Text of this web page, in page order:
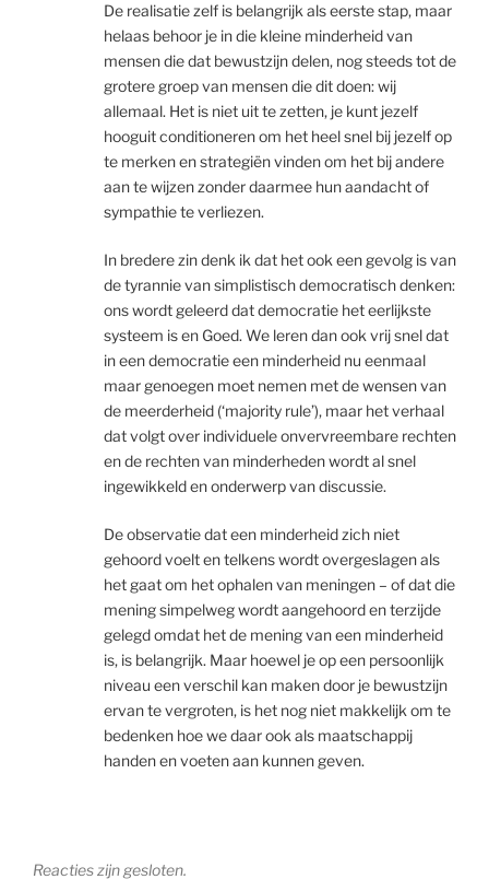
De realisatie zelf is belangrijk als eerste stap, maar
helaas behoor je in die kleine minderheid van
mensen die dat bewustzijn delen, nog steeds tot de
grotere groep van mensen die dit doen: wij
allemaal. Het is niet uit te zetten, je kunt jezelf
hooguit conditioneren om het heel snel bij jezelf op
te merken en strategiën vinden om het bij andere
aan te wijzen zonder daarmee hun aandacht of
sympathie te verliezen.
In bredere zin denk ik dat het ook een gevolg is van
de tyrannie van simplistisch democratisch denken:
ons wordt geleerd dat democratie het eerlijkste
systeem is en Goed. We leren dan ook vrij snel dat
in een democratie een minderheid nu eenmaal
maar genoegen moet nemen met de wensen van
de meerderheid (‘majority rule’), maar het verhaal
dat volgt over individuele onvervreembare rechten
en de rechten van minderheden wordt al snel
ingewikkeld en onderwerp van discussie.
De observatie dat een minderheid zich niet
gehoord voelt en telkens wordt overgeslagen als
het gaat om het ophalen van meningen – of dat die
mening simpelweg wordt aangehoord en terzijde
gelegd omdat het de mening van een minderheid
is, is belangrijk. Maar hoewel je op een persoonlijk
niveau een verschil kan maken door je bewustzijn
ervan te vergroten, is het nog niet makkelijk om te
bedenken hoe we daar ook als maatschappij
handen en voeten aan kunnen geven.
Reacties zijn gesloten.